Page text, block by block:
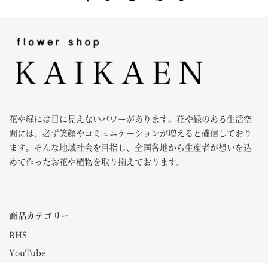
花や緑には目に見えないパワーがあります。花や緑のある生活空
間には、必ず笑顔やコミュニケーションが増えると確信しており
ます。そんな地域社会を目指し、全国各地から生産者が想いを込
めて作ったお花や植物を取り揃えております。
商品カテゴリー
RHS
YouTube